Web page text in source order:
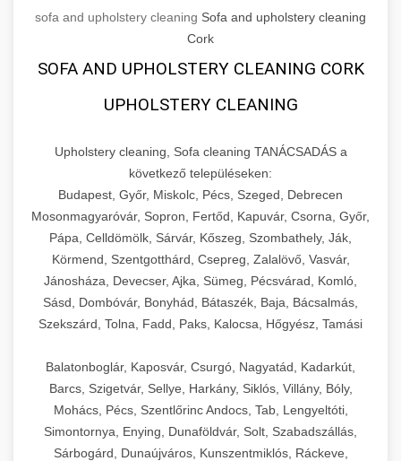
sofa and upholstery cleaning Sofa and upholstery cleaning
Cork
SOFA AND UPHOLSTERY CLEANING CORK
UPHOLSTERY CLEANING
Upholstery cleaning, Sofa cleaning TANÁCSADÁS a
következő településeken:
Budapest, Győr, Miskolc, Pécs, Szeged, Debrecen
Mosonmagyaróvár, Sopron, Fertőd, Kapuvár, Csorna, Győr,
Pápa, Celldömölk, Sárvár, Kőszeg, Szombathely, Ják,
Körmend, Szentgotthárd, Csepreg, Zalalövő, Vasvár,
Jánosháza, Devecser, Ajka, Sümeg, Pécsvárad, Komló,
Sásd, Dombóvár, Bonyhád, Bátaszék, Baja, Bácsalmás,
Szekszárd, Tolna, Fadd, Paks, Kalocsa, Hőgyész, Tamási
Balatonboglár, Kaposvár, Csurgó, Nagyatád, Kadarkút,
Barcs, Szigetvár, Sellye, Harkány, Siklós, Villány, Bóly,
Mohács, Pécs, Szentlőrinc Andocs, Tab, Lengyeltóti,
Simontornya, Enying, Dunaföldvár, Solt, Szabadszállás,
Sárbogárd, Dunaújváros, Kunszentmiklós, Ráckeve,